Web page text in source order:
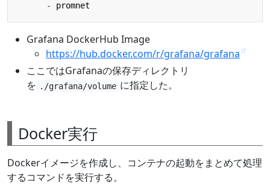
- promnet
Grafana DockerHub Image
https://hub.docker.com/r/grafana/grafana
ここではGrafanaの保存ディレクトリ
を ./grafana/volume に指定した。
Docker実行
Dockerイメージを作成し、コンテナの起動をまとめて処理
するコマンドを実行する。